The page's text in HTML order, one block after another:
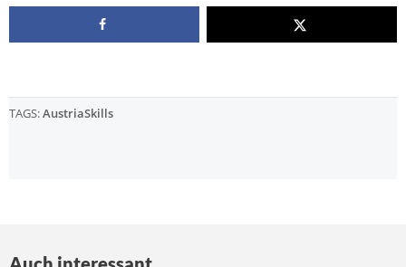
TAGS:AustriaSkills